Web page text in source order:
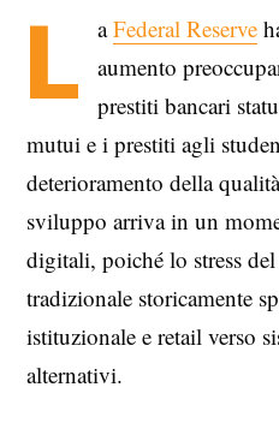
L aFederal Reserve
aumento
prestiti bancari
mutui e i prestiti agli
deterioramento della
sviluppo arriva in un
digitali, poiché lo stress
tradizionale storicamente
istituzionale e retail verso
alternativi.